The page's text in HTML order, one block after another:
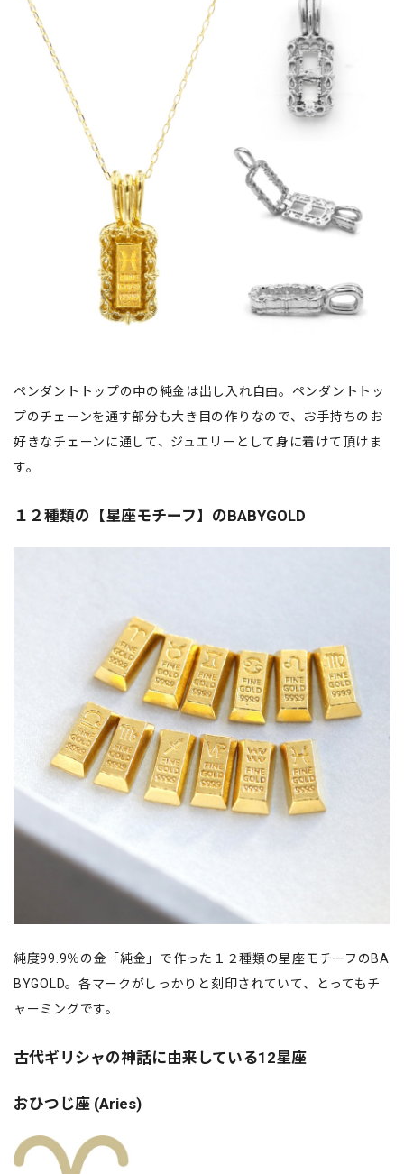
ペンダントトップの中の純金は出し入れ自由。ペンダントトッ
プのチェーンを通す部分も大き目の作りなので、お手持ちのお
好きなチェーンに通して、ジュエリーとして身に着けて頂けま
す。
１２種類の【星座モチーフ】のBABYGOLD
純度99.9％の金「純金」で作った１２種類の星座モチーフのBA
BYGOLD。各マークがしっかりと刻印されていて、とってもチ
ャーミングです。
古代ギリシャの神話に由来している12星座
おひつじ座 (Aries)